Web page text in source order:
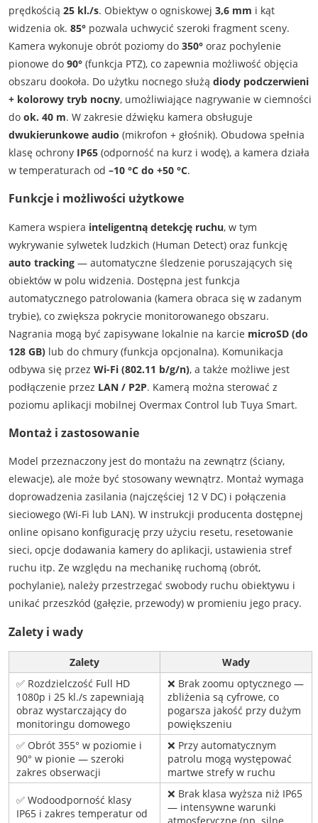
prędkością 25 kl./s. Obiektyw o ogniskowej 3,6 mm i kąt
widzenia ok. 85°pozwala uchwycić szeroki fragment sceny.
Kamera wykonuje obrót poziomy do 350°oraz pochylenie
pionowe do 90°(funkcja PTZ), co zapewnia możliwość objęcia
obszaru dookoła. Do użytku nocnego służą diody podczerwieni
+ kolorowy tryb nocny, umożliwiające nagrywanie w ciemności
do ok. 40 m. W zakresie dźwięku kamera obsługuje
dwukierunkowe audio (mikrofon + głośnik). Obudowa spełnia
klasę ochrony IP65(odporność na kurz i wodę), a kamera działa
w temperaturach od –10 °C do +50 °C.
Funkcje i możliwości użytkowe
Kamera wspiera inteligentną detekcję ruchu, w tym
wykrywanie sylwetek ludzkich (Human Detect) oraz funkcję
auto tracking— automatyczne śledzenie poruszających się
obiektów w polu widzenia. Dostępna jest funkcja
automatycznego patrolowania (kamera obraca się w zadanym
trybie), co zwiększa pokrycie monitorowanego obszaru.
Nagrania mogą być zapisywane lokalnie na karcie microSD (do
128 GB)lub do chmury (funkcja opcjonalna). Komunikacja
odbywa się przez Wi-Fi (802.11 b/g/n), a także możliwe jest
podłączenie przez LAN / P2P. Kamerą można sterować z
poziomu aplikacji mobilnej Overmax Control lub Tuya Smart.
Montaż i zastosowanie
Model przeznaczony jest do montażu na zewnątrz (ściany,
elewacje), ale może być stosowany wewnątrz. Montaż wymaga
doprowadzenia zasilania (najczęściej 12 V DC) i połączenia
sieciowego (Wi-Fi lub LAN). W instrukcji producenta dostępnej
online opisano konfigurację przy użyciu resetu, resetowanie
sieci, opcje dodawania kamery do aplikacji, ustawienia stref
ruchu itp. Ze względu na mechanikę ruchomą (obrót,
pochylanie), należy przestrzegać swobody ruchu obiektywu i
unikać przeszkód (gałęzie, przewody) w promieniu jego pracy.
Zalety i wady
Zalety
Wady
✅ Rozdzielczość Full HD
1080p i 25 kl./s zapewniają
obraz wystarczający do
monitoringu domowego
❌ Brak zoomu optycznego —
zbliżenia są cyfrowe, co
pogarsza jakość przy dużym
powiększeniu
✅ Obrót 355° w poziomie i
90° w pionie — szeroki
zakres obserwacji
❌ Przy automatycznym
patrolu mogą występować
martwe strefy w ruchu
✅ Wodoodporność klasy
IP65 i zakres temperatur od
❌ Brak klasa wyższa niż IP65
— intensywne warunki